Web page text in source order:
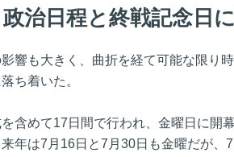
治日程と終戦記念日
響も大きく、曲折を経て可能な限り
ち着いた。
含めて17日間で行われ、金曜日に開
年は7月16日と7月30日も金曜だが、